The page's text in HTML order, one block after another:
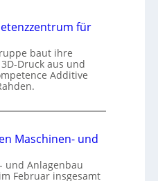
für
baut ihre
Druck aus und
Additive
Maschinen- und
und Anlagenbau
Februar insgesamt